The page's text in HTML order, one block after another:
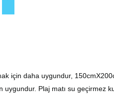
için daha uygundur,
uygundur. Plaj matı su geçirmez